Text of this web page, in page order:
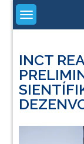
Skip
content
INCT